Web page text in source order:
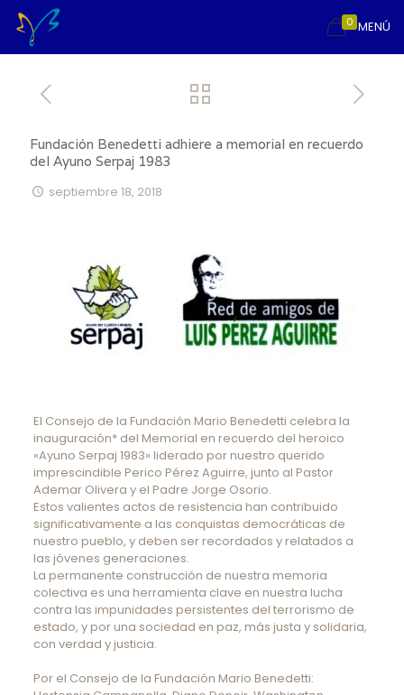
MENÚ
0
Fundación Benedetti adhiere a memorial en recuerdo
del Ayuno Serpaj 1983
septiembre 18, 2018
El Consejo de la Fundación Mario Benedetti celebra la
inauguración* del Memorial en recuerdo del heroico
«Ayuno Serpaj 1983» liderado por nuestro querido
imprescindible Perico Pérez Aguirre, junto al Pastor
Ademar Olivera y el Padre Jorge Osorio.
Estos valientes actos de resistencia han contribuido
significativamente a las conquistas democráticas de
nuestro pueblo, y deben ser recordados y relatados a
las jóvenes generaciones.
La permanente construcción de nuestra memoria
colectiva es una herramienta clave en nuestra lucha
contra las impunidades persistentes del terrorismo de
estado, y por una sociedad en paz, más justa y solidaria,
con verdad y justicia.
Por el Consejo de la Fundación Mario Benedetti: